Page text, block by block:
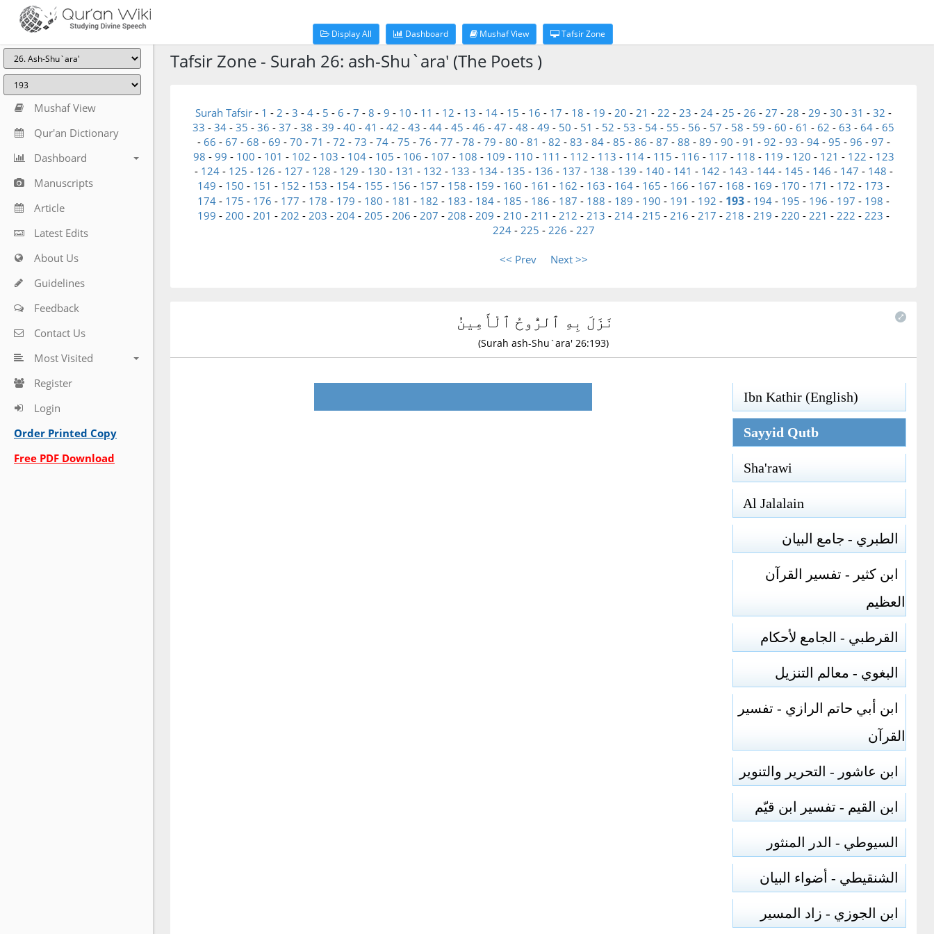
Display All Dashboard Mushaf View Tafsir Zone
Mushaf View
Qur'an Dictionary
Dashboard
Manuscripts
Article
Latest Edits
About Us
Guidelines
Feedback
Contact Us
Most Visited
Register
Login
Order Printed Copy
Free PDF Download
Tafsir Zone - Surah 26: ash-Shu`ara' (The Poets )
Surah Tafsir - 1 - 2 - 3 - 4 - 5 - 6 - 7 - 8 - 9 - 10 - 11 - 12 - 13 - 14 - 15 - 16 - 17 - 18 - 19 - 20 - 21 - 22 - 23 - 24 - 25 - 26 - 27 - 28 - 29 - 30 - 31 - 32 -
33 - 34 - 35 - 36 - 37 - 38 - 39 - 40 - 41 - 42 - 43 - 44 - 45 - 46 - 47 - 48 - 49 - 50 - 51 - 52 - 53 - 54 - 55 - 56 - 57 - 58 - 59 - 60 - 61 - 62 - 63 - 64 - 65
- 66 - 67 - 68 - 69 - 70 - 71 - 72 - 73 - 74- 75 - 76 - 77 - 78 - 79 - 80 - 81 - 82 - 83 - 84- 85 - 86 - 87 - 88 - 89 - 90 - 91 - 92 - 93 - 94- 95 - 96 - 97 -
98 - 99 - 100 - 101 - 102 - 103 - 104- 105 - 106 - 107 - 108 - 109 - 110 - 111 - 112 - 113 - 114- 115 - 116 - 117 - 118 - 119 - 120 - 121 - 122 - 123
- 124- 125 - 126 - 127 - 128 - 129 - 130 - 131 - 132 - 133 - 134- 135 - 136 - 137 - 138 - 139 - 140 - 141 - 142 - 143 - 144- 145 - 146 - 147 - 148 -
149 - 150 - 151 - 152 - 153 - 154 - 155 - 156 - 157 - 158 - 159 - 160 - 161 - 162 - 163 - 164 - 165 - 166 - 167 - 168 - 169 - 170 - 171 - 172 - 173 -
174 - 175 - 176 - 177 - 178 - 179 - 180 - 181 - 182 - 183 - 184 - 185 - 186 - 187 - 188 - 189 - 190 - 191 - 192 - 193 - 194 - 195 - 196 - 197 - 198 -
199 - 200 - 201 - 202 - 203 - 204 - 205 - 206 - 207 - 208 - 209 - 210 - 211 - 212 - 213 - 214 - 215 - 216 - 217 - 218 - 219 - 220 - 221 - 222 - 223 -
224- 225 - 226 - 227
<< Prev Next >>
نَزَلَ بِهِ ٱلرُّوحُ ٱلْأَمِينُ
(Surah ash-Shu`ara' 26:193)
Ibn Kathir (English)
Sayyid Qutb
Sha'rawi
Al Jalalain
الطبري - جامع البيان
ابن كثير - تفسير القرآن
العظيم
القرطبي - الجامع لأحكام
البغوي - معالم التنزيل
ابن أبي حاتم الرازي - تفسير
القرآن
ابن عاشور - التحرير والتنوير
ابن القيم - تفسير ابن قيّم
السيوطي - الدر المنثور
الشنقيطي - أضواء البيان
ابن الجوزي - زاد المسير